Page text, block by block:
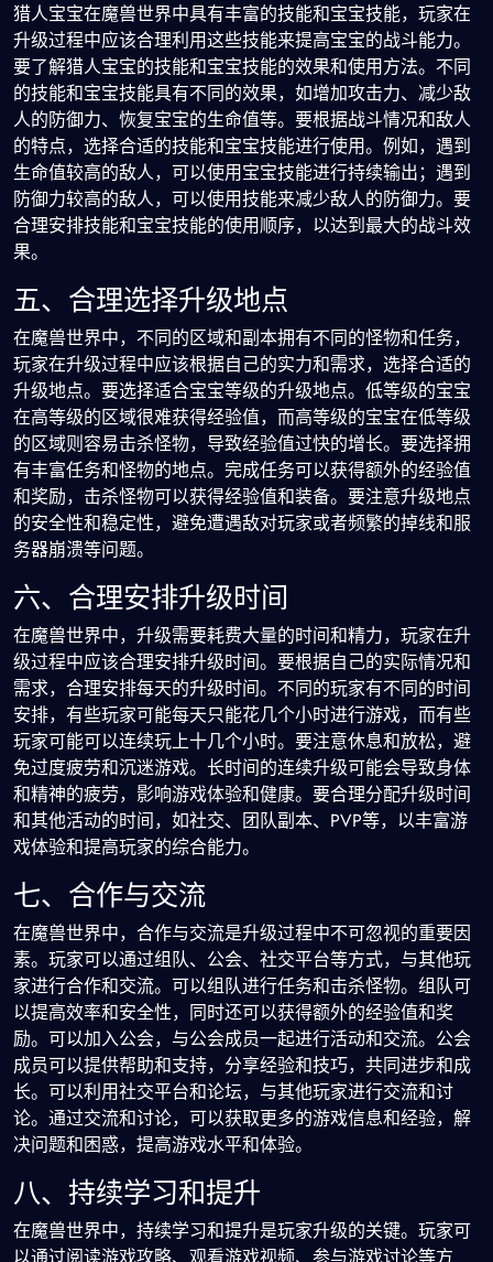
猎人宝宝在魔兽世界中具有丰富的技能和宝宝技能，玩家在
升级过程中应该合理利用这些技能来提高宝宝的战斗能力。
要了解猎人宝宝的技能和宝宝技能的效果和使用方法。不同
的技能和宝宝技能具有不同的效果，如增加攻击力、减少敌
人的防御力、恢复宝宝的生命值等。要根据战斗情况和敌人
的特点，选择合适的技能和宝宝技能进行使用。例如，遇到
生命值较高的敌人，可以使用宝宝技能进行持续输出；遇到
防御力较高的敌人，可以使用技能来减少敌人的防御力。要
合理安排技能和宝宝技能的使用顺序，以达到最大的战斗效
果。
五、合理选择升级地点
在魔兽世界中，不同的区域和副本拥有不同的怪物和任务，
玩家在升级过程中应该根据自己的实力和需求，选择合适的
升级地点。要选择适合宝宝等级的升级地点。低等级的宝宝
在高等级的区域很难获得经验值，而高等级的宝宝在低等级
的区域则容易击杀怪物，导致经验值过快的增长。要选择拥
有丰富任务和怪物的地点。完成任务可以获得额外的经验值
和奖励，击杀怪物可以获得经验值和装备。要注意升级地点
的安全性和稳定性，避免遭遇敌对玩家或者频繁的掉线和服
务器崩溃等问题。
六、合理安排升级时间
在魔兽世界中，升级需要耗费大量的时间和精力，玩家在升
级过程中应该合理安排升级时间。要根据自己的实际情况和
需求，合理安排每天的升级时间。不同的玩家有不同的时间
安排，有些玩家可能每天只能花几个小时进行游戏，而有些
玩家可能可以连续玩上十几个小时。要注意休息和放松，避
免过度疲劳和沉迷游戏。长时间的连续升级可能会导致身体
和精神的疲劳，影响游戏体验和健康。要合理分配升级时间
和其他活动的时间，如社交、团队副本、PVP等，以丰富游
戏体验和提高玩家的综合能力。
七、合作与交流
在魔兽世界中，合作与交流是升级过程中不可忽视的重要因
素。玩家可以通过组队、公会、社交平台等方式，与其他玩
家进行合作和交流。可以组队进行任务和击杀怪物。组队可
以提高效率和安全性，同时还可以获得额外的经验值和奖
励。可以加入公会，与公会成员一起进行活动和交流。公会
成员可以提供帮助和支持，分享经验和技巧，共同进步和成
长。可以利用社交平台和论坛，与其他玩家进行交流和讨
论。通过交流和讨论，可以获取更多的游戏信息和经验，解
决问题和困惑，提高游戏水平和体验。
八、持续学习和提升
在魔兽世界中，持续学习和提升是玩家升级的关键。玩家可